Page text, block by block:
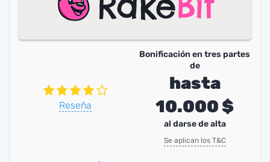
Reseña
Bonificación en tres partes
de
hasta
10.000 $
al darse de alta
Se aplican los T&C